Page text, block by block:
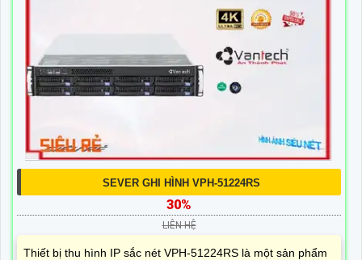
SEVER GHI HÌNH VPH-51224RS
30%
LIÊN HỆ
Thiết bị thu hình IP sắc nét VPH-51224RS là một sản phẩm